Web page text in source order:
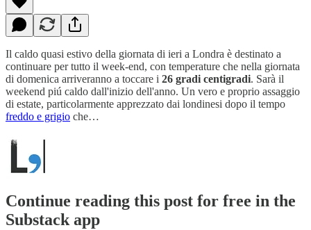
Il caldo quasi estivo della giornata di ieri a Londra è destinato a
continuare per tutto il week-end, con temperature che nella giornata
di domenica arriveranno a toccare i 26 gradi centigradi. Sarà il
weekend piú caldo dall'inizio dell'anno. Un vero e proprio assaggio
di estate, particolarmente apprezzato dai londinesi dopo il tempo
freddo e grigio che…
Continue reading this post for free in the
Substack app